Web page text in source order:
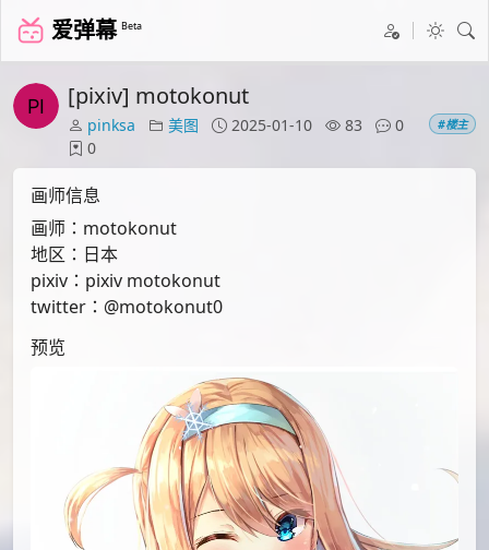
爱弹幕 Beta
[pixiv] motokonut
pinksa 美图 2025-01-10 83
0
0
#楼主
画师信息
画师：motokonut
地区：日本
pixiv：pixiv motokonut
twitter：@motokonut0
预览